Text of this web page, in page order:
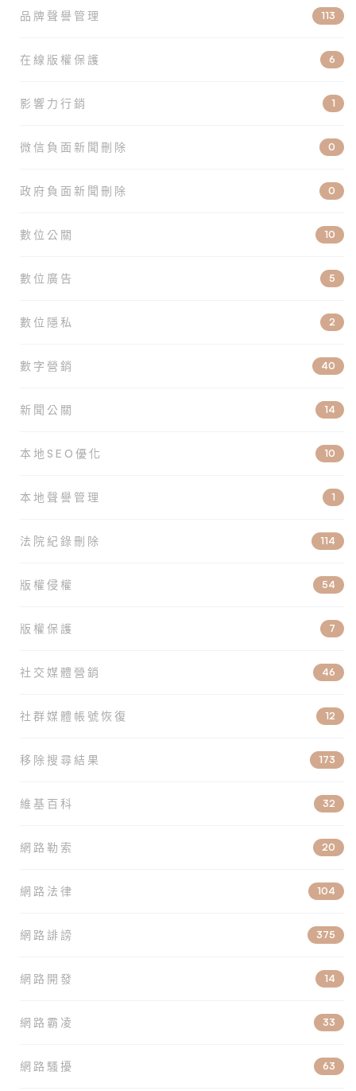
品牌聲譽管理 113
在線版權保護 6
影響力行銷 1
微信負面新聞刪除 0
政府負面新聞刪除 0
數位公關 10
數位廣告 5
數位隱私 2
數字營銷 40
新聞公關 14
本地SEO優化 10
本地聲譽管理 1
法院紀錄刪除 114
版權侵權 54
版權保護 7
社交媒體營銷 46
社群媒體帳號恢復 12
移除搜尋結果 173
維基百科 32
網路勒索 20
網路法律 104
網路誹謗 375
網路開發 14
網路霸凌 33
網路騷擾 63